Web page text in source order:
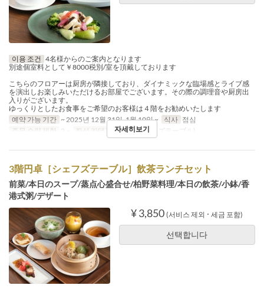
이용 조건 4名様からのご案内となります
別途個室料として￥8000税別/室を頂戴しております
こちらのフロアーは厨房が隣接しており、ダイナミックな臨場感とライブ感
を演出しお楽しみいただけるお部屋でございます。その際の調理音や厨房出
入りがございます。
ゆっくりとしたお食事をご希望のお客様は４階をお勧めいたします
예약 가능 기간 ~ 2025년 12월 31일, 1월 10일 ~ 식사 점심
주문 수량 제한
2 ~ 좌석 카테고리 3階(シェフズテーブル)
자세히보기
3階円卓［シェフズテーブル］飲茶ランチセット
前菜/本日のスープ/蒸点心盛合せ/柏野菜料理/本日の飲茶/小鉢/香
港式粥/デザート
¥ 3,850 (서비스 제외 ･ 세금 포함)
선택합니다